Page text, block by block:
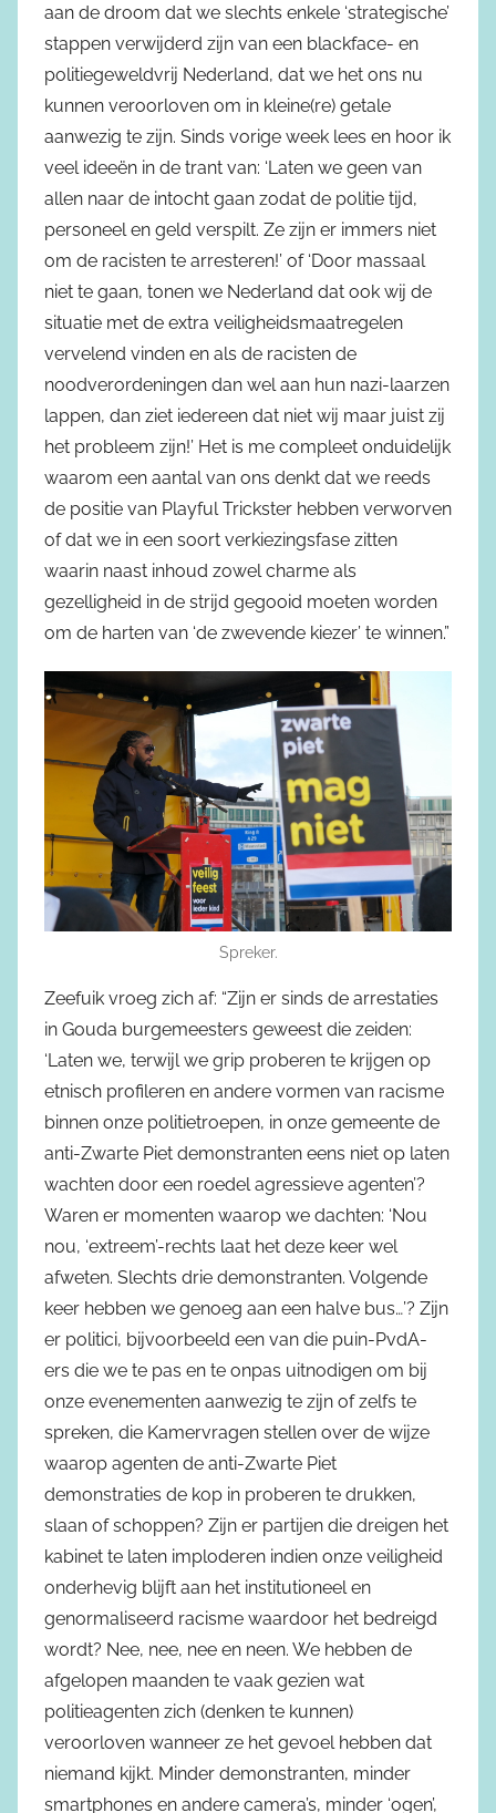
aan de droom dat we slechts enkele ‘strategische’
stappen verwijderd zijn van een blackface- en
politiegeweldvrij Nederland, dat we het ons nu
kunnen veroorloven om in kleine(re) getale
aanwezig te zijn. Sinds vorige week lees en hoor ik
veel ideeën in de trant van: ‘Laten we geen van
allen naar de intocht gaan zodat de politie tijd,
personeel en geld verspilt. Ze zijn er immers niet
om de racisten te arresteren!’ of ‘Door massaal
niet te gaan, tonen we Nederland dat ook wij de
situatie met de extra veiligheidsmaatregelen
vervelend vinden en als de racisten de
noodverordeningen dan wel aan hun nazi-laarzen
lappen, dan ziet iedereen dat niet wij maar juist zij
het probleem zijn!’ Het is me compleet onduidelijk
waarom een aantal van ons denkt dat we reeds
de positie van Playful Trickster hebben verworven
of dat we in een soort verkiezingsfase zitten
waarin naast inhoud zowel charme als
gezelligheid in de strijd gegooid moeten worden
om de harten van ‘de zwevende kiezer’ te winnen.”
Spreker.
Zeefuik vroeg zich af: “Zijn er sinds de arrestaties
in Gouda burgemeesters geweest die zeiden:
‘Laten we, terwijl we grip proberen te krijgen op
etnisch profileren en andere vormen van racisme
binnen onze politietroepen, in onze gemeente de
anti-Zwarte Piet demonstranten eens niet op laten
wachten door een roedel agressieve agenten’?
Waren er momenten waarop we dachten: ‘Nou
nou, ‘extreem’-rechts laat het deze keer wel
afweten. Slechts drie demonstranten. Volgende
keer hebben we genoeg aan een halve bus…’? Zijn
er politici, bijvoorbeeld een van die puin-PvdA-
ers die we te pas en te onpas uitnodigen om bij
onze evenementen aanwezig te zijn of zelfs te
spreken, die Kamervragen stellen over de wijze
waarop agenten de anti-Zwarte Piet
demonstraties de kop in proberen te drukken,
slaan of schoppen? Zijn er partijen die dreigen het
kabinet te laten imploderen indien onze veiligheid
onderhevig blijft aan het institutioneel en
genormaliseerd racisme waardoor het bedreigd
wordt? Nee, nee, nee en neen. We hebben de
afgelopen maanden te vaak gezien wat
politieagenten zich (denken te kunnen)
veroorloven wanneer ze het gevoel hebben dat
niemand kijkt. Minder demonstranten, minder
smartphones en andere camera’s, minder ‘ogen’,